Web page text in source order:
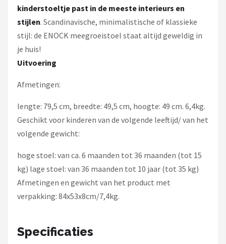
kinderstoeltje past in de meeste interieurs en
stijlen. Scandinavische, minimalistische of klassieke
stijl: de ENOCK meegroeistoel staat altijd geweldig in
je huis!
Uitvoering
Afmetingen:
lengte: 79,5 cm, breedte: 49,5 cm, hoogte: 49 cm. 6,4kg.
Geschikt voor kinderen van de volgende leeftijd/ van het
volgende gewicht:
hoge stoel: van ca. 6 maanden tot 36 maanden (tot 15
kg) lage stoel: van 36 maanden tot 10 jaar (tot 35 kg)
Afmetingen en gewicht van het product met
verpakking: 84x53x8cm/7,4kg.
Specificaties